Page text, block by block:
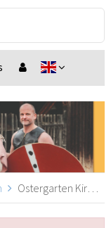
Ostergarten Kirchheim 14:30, Kirchheim unter Teck